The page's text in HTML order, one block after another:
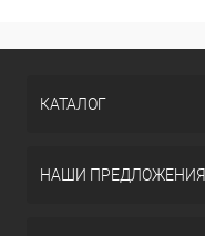
КАТАЛОГ
НАШИ ПРЕДЛОЖЕНИЯ